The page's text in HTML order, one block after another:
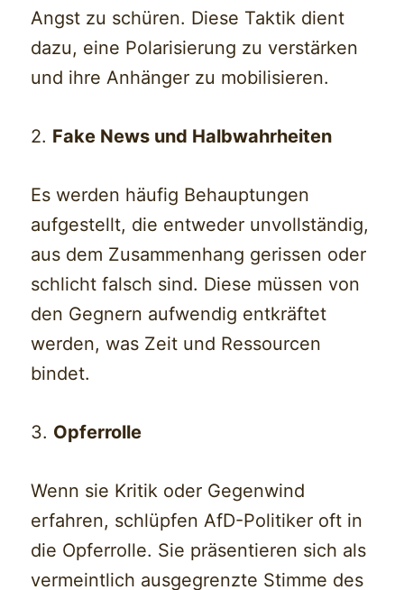
Angst zu schüren. Diese Taktik dient
dazu, eine Polarisierung zu verstärken
und ihre Anhänger zu mobilisieren.
2. Fake News und Halbwahrheiten
Es werden häufig Behauptungen
aufgestellt, die entweder unvollständig,
aus dem Zusammenhang gerissen oder
schlicht falsch sind. Diese müssen von
den Gegnern aufwendig entkräftet
werden, was Zeit und Ressourcen
bindet.
3. Opferrolle
Wenn sie Kritik oder Gegenwind
erfahren, schlüpfen AfD-Politiker oft in
die Opferrolle. Sie präsentieren sich als
vermeintlich ausgegrenzte Stimme des